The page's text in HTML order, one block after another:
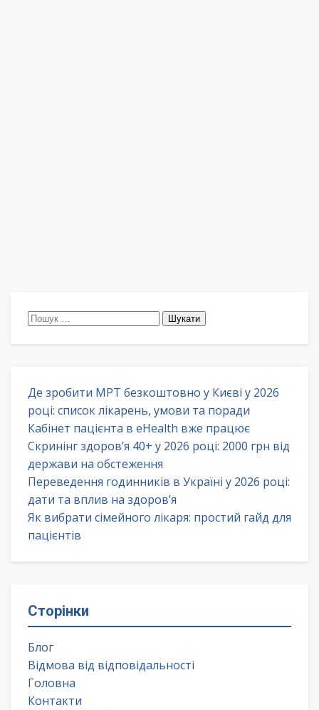
Пошук:
Де зробити МРТ безкоштовно у Києві у 2026
році: список лікарень, умови та поради
Кабінет пацієнта в eHealth вже працює
Скринінг здоров’я 40+ у 2026 році: 2000 грн від
держави на обстеження
Переведення годинників в Україні у 2026 році:
дати та вплив на здоров’я
Як вибрати сімейного лікаря: простий гайд для
пацієнтів
Сторінки
Блог
Відмова від відповідальності
Головна
Контакти